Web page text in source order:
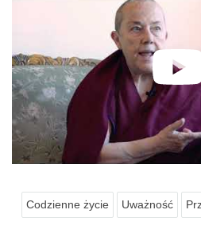
Codzienne życie Uważność